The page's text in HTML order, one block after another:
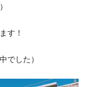
す！
でした）